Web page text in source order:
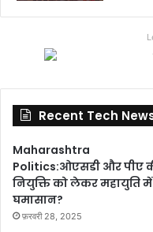
Recent Tech
Maharashtra
Politics:ओएसडी और पीए
नियुक्ति को लेकर महायुति में
घमासान?
फ़रवरी 28, 2025